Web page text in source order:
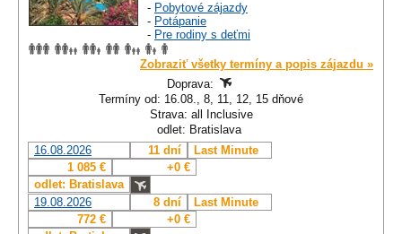
- Pobytové zájazdy
- Potápanie
- Pre rodiny s deťmi
Zobraziť všetky termíny a popis zájazdu »
Doprava:
Termíny od: 16.08., 8, 11, 12, 15 dňové
Strava: all Inclusive
odlet: Bratislava
16.08.2026
11 dní
Last Minute
1 085 €
+0 €
odlet: Bratislava
19.08.2026
8 dní
Last Minute
772 €
+0 €